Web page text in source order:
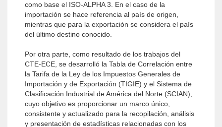
como base el ISO-ALPHA 3. En el caso de la
importación se hace referencia al país de origen,
mientras que para la exportación se considera el país
del último destino conocido.
Por otra parte, como resultado de los trabajos del
CTE-ECE, se desarrolló la Tabla de Correlación entre
la Tarifa de la Ley de los Impuestos Generales de
Importación y de Exportación (TIGIE) y el Sistema de
Clasificación Industrial de América del Norte (SCIAN),
cuyo objetivo es proporcionar un marco único,
consistente y actualizado para la recopilación, análisis
y presentación de estadísticas relacionadas con los